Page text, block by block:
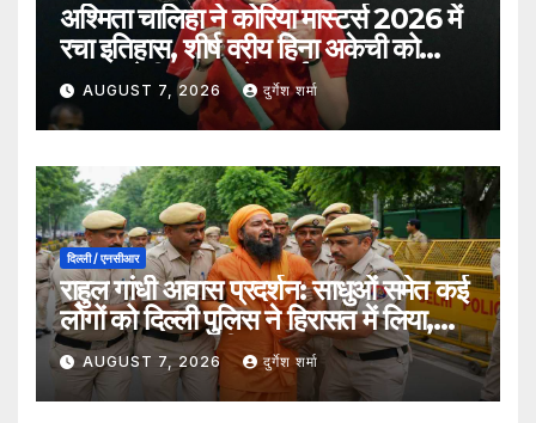
अश्मिता चालिहा ने कोरिया मास्टर्स 2026 में
रचा इतिहास, शीर्ष वरीय हिना अकेची को
हराकर सेमीफाइनल में बनाई जगह
AUGUST 7, 2026 दुर्गेश शर्मा
दिल्ली / एनसीआर
राहुल गांधी आवास प्रदर्शन: साधुओं समेत कई
लोगों को दिल्ली पुलिस ने हिरासत में लिया,
सुरक्षा व्यवस्था कड़ी
AUGUST 7, 2026 दुर्गेश शर्मा